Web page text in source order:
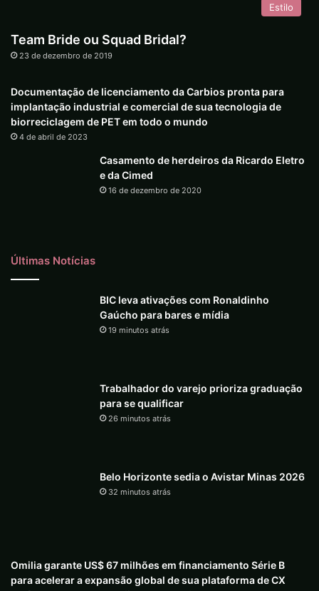
Estilo
Team Bride ou Squad Bridal?
23 de dezembro de 2019
Documentação de licenciamento da Carbios pronta para
implantação industrial e comercial de sua tecnologia de
biorreciclagem de PET em todo o mundo
4 de abril de 2023
Casamento de herdeiros da Ricardo Eletro
e da Cimed
16 de dezembro de 2020
Últimas Notícias
BIC leva ativações com Ronaldinho
Gaúcho para bares e mídia
19 minutos atrás
Trabalhador do varejo prioriza graduação
para se qualificar
26 minutos atrás
Belo Horizonte sedia o Avistar Minas 2026
32 minutos atrás
Omilia garante US$ 67 milhões em financiamento Série B
para acelerar a expansão global de sua plataforma de CX